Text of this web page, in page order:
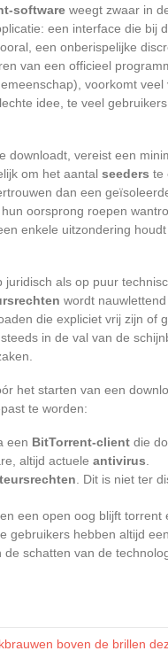
software weegt zwaar in
een interface die bij
een onberispelijke
van een officieel
voorkomt veel
idee, te veel
downloadt, vereist een
om het aantal seeders te
dan een
oorsprong roepen
enkele uitzondering
juridisch als op puur
wordt
die expliciet vrij zijn of
in de val van de
het starten van een
te worden:
een BitTorrent-client die
altijd actuele antivirus
. Dit is niet ter
een open oog blijft
gebruikers hebben altijd
schatten van de
boven de brillen